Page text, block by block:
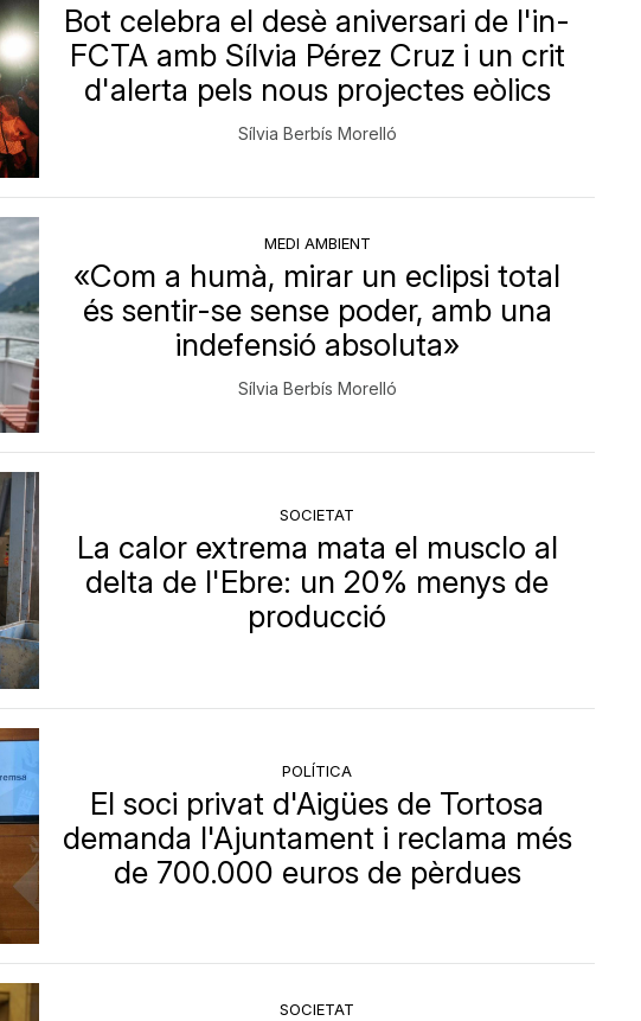
Bot celebra el desè aniversari de l'in-
FCTA amb Sílvia Pérez Cruz i un crit
d'alerta pels nous projectes eòlics
Sílvia Berbís Morelló
MEDI AMBIENT
«Com a humà, mirar un eclipsi total
és sentir-se sense poder, amb una
indefensió absoluta»
Sílvia Berbís Morelló
SOCIETAT
La calor extrema mata el musclo al
delta de l'Ebre: un 20% menys de
producció
POLÍTICA
El soci privat d'Aigües de Tortosa
demanda l'Ajuntament i reclama més
de 700.000 euros de pèrdues
SOCIETAT